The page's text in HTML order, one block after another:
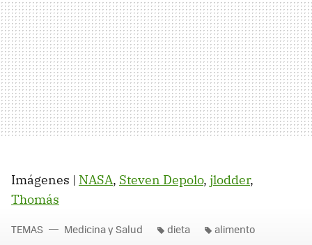
Imágenes | NASA, Steven Depolo, jlodder,
Thomás
TEMAS Medicina y Salud dieta alimento